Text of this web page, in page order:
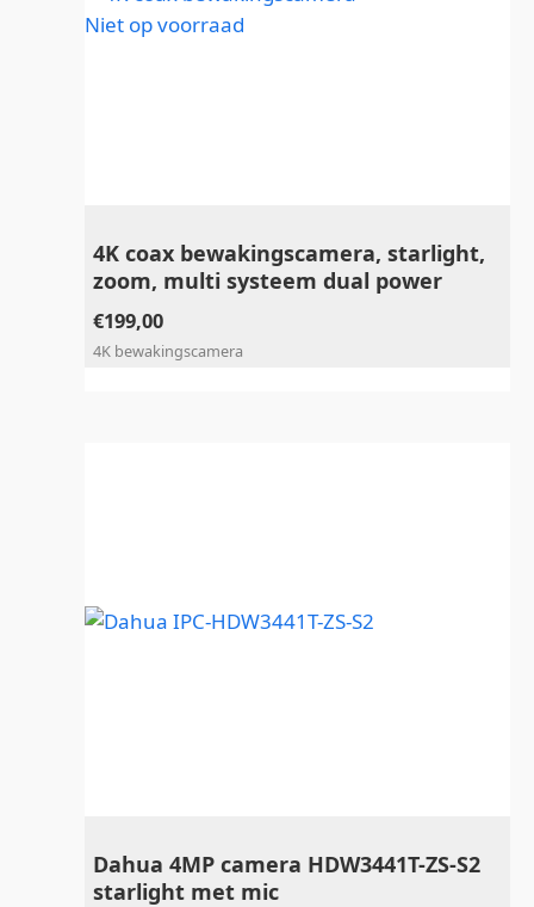
Niet op voorraad
4K coax bewakingscamera, starlight,
zoom, multi systeem dual power
€199,00
4K bewakingscamera
Dahua 4MP camera HDW3441T-ZS-S2
starlight met mic